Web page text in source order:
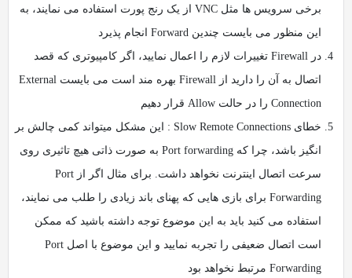
برخی سرویس ها مثل VNC از یک رنج پورت استفاده می نمایند، به
این منظور می بایست چندین Forward انجام پذیرد
در Firewall تغییرات لازم را اعمال نمایید، اگر کامپیوتری که قصد
اتصال به آن را دارید از Firewall بهره مند است می بایست External
Connection را در حالت Allow قرار دهیم
خطای Slow Remote Connections : این مشکل میتواند کمی چالش بر
انگیز باشد، چرا که Port forwarding به صورت ذاتی هیچ تاثیری روی
سرعت اتصال اینترنت نخواهد داشت. برای مثال اگر از Port
Forwarding برای بازی هایی که پهنای باند زیادی را طلب می نمایند،
استفاده می کنید باید به این موضوع توجه داشته باشید که ممکن
است اتصال ضعیفی را تجربه نمایید و این موضوع با اصل Port
Forwarding مرتبط نخواهد بود